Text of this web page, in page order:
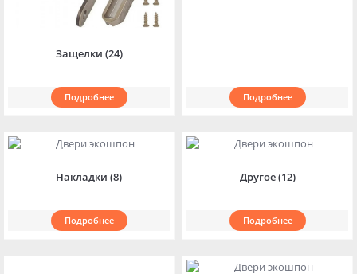
Защелки (24)
Подробнее Подробнее
Накладки (8)
Подробнее
Другое (12)
Подробнее